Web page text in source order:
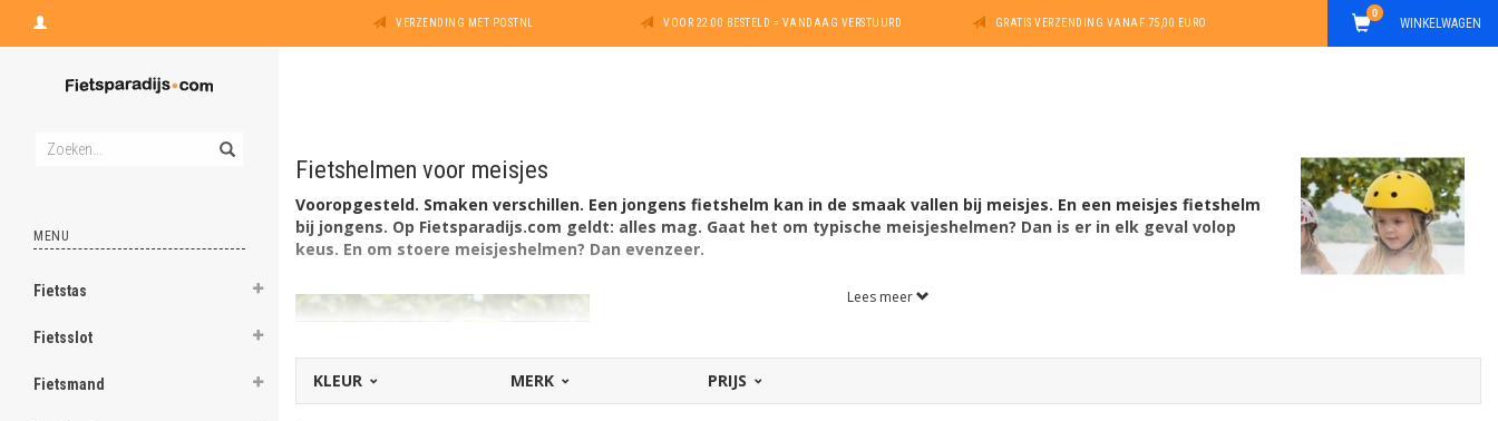
VERZENDING MET POSTNL VOOR 22:00 BESTELD = VANDAAG VERSTUURD GRATIS VERZENDING VANAF 75,00 EURO WINKELWAGEN
0
MENU
Fietstas
Fietsslot
Fietsmand
Fietshelmen voor meisjes
Vooropgesteld. Smaken verschillen. Een jongens fietshelm kan in de smaak vallen bij meisjes. En een meisjes fietshelm
bij jongens. Op Fietsparadijs.com geldt: alles mag. Gaat het om typische meisjeshelmen? Dan is er in elk geval volop
keus. En om stoere meisjeshelmen? Dan evenzeer.
Lees meer
KLEUR MERK PRIJS